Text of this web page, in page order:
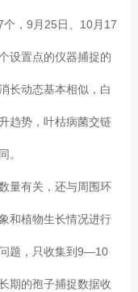
，9月25日、10月17
设置点的仪器捕捉的
长动态基本相似，白
趋势，叶枯病菌交链
。
量有关，还与周围环
和植物生长情况进行
题，只收集到9—10
期的孢子捕捉数据收